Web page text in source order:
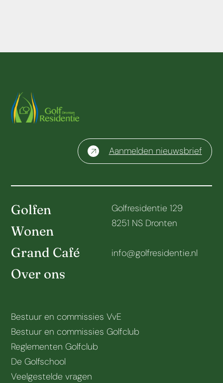
Aanmelden nieuwsbrief
Golfen
Wonen
Grand Café
Over ons
Golfresidentie 129
8251 NS Dronten
info@golfresidentie.nl
Bestuur en commissies VvE
Bestuur en commissies Golfclub
Reglementen Golfclub
De Golfschool
Veelgestelde vragen